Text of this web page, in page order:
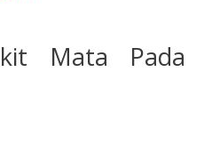
Mata Pada